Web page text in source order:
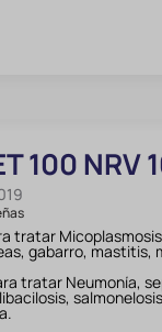
100 NRV
tratar
gabarro, mastitis,
tratar Neumonía,